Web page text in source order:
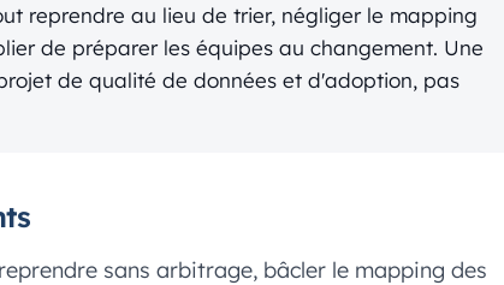
reprendre au lieu de trier, négliger le mapping
de préparer les équipes au changement. Une
de qualité de données et d'adoption, pas
sans arbitrage, bâcler le mapping des